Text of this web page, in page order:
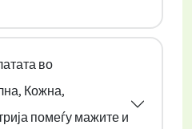
во
Кожна,
помеѓу мажите и